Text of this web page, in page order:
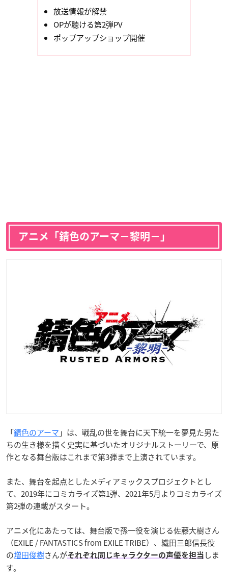
放送情報が解禁
OPが聴ける第2弾PV
ポップアップショップ開催
アニメ「錆色のアーマ−黎明−」
「錆色のアーマ 」は、戦乱の世を舞台に天下統一を夢見た男た
ちの生き様を描く史実に基づいたオリジナルストーリーで、原
作となる舞台版はこれまで第3弾まで上演されています。
また、舞台を起点としたメディアミックスプロジェクトとし
て、2019年にコミカライズ第1弾、2021年5月よりコミカライズ
第2弾の連載がスタート。
アニメ化にあたっては、舞台版で孫一役を演じる佐藤大樹さん
（EXILE / FANTASTICS from EXILE TRIBE）、織田三郎信長役
の増田俊樹さんがそれぞれ同じキャラクターの声優を担当 しま
す。